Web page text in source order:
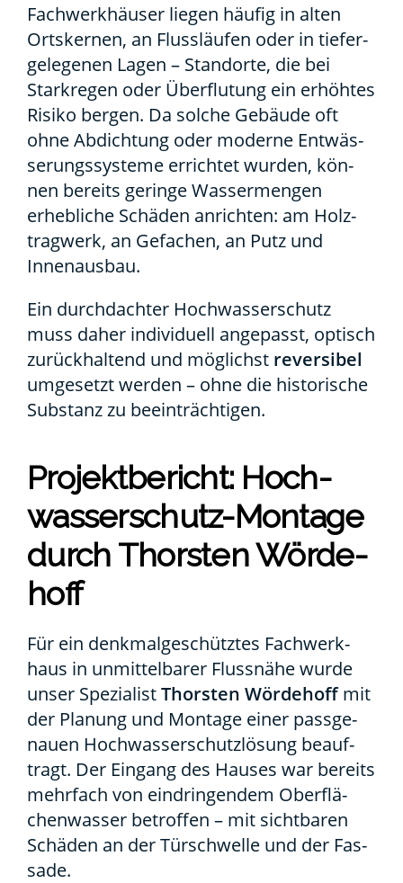
Fach­werk­häu­ser lie­gen häu­fig in alten
Orts­ker­nen, an Fluss­läu­fen oder in tie­fer­
ge­le­ge­nen Lagen – Stand­or­te, die bei
Stark­re­gen oder Über­flu­tung ein erhöh­tes
Risi­ko ber­gen. Da sol­che Gebäu­de oft
ohne Abdich­tung oder moder­ne Ent­wäs­
se­rungs­sys­te­me errich­tet wur­den, kön­
nen bereits gerin­ge Was­ser­men­gen
erheb­li­che Schä­den anrich­ten: am Holz­
trag­werk, an Gefa­chen, an Putz und
Innen­aus­bau.
Ein durch­dach­ter Hoch­was­ser­schutz
muss daher indi­vi­du­ell ange­passt, optisch
zurück­hal­tend und mög­lichst rever­si­bel
umge­setzt wer­den – ohne die his­to­ri­sche
Sub­stanz zu beein­träch­ti­gen.
Pro­jekt­be­richt: Hoch­
was­ser­schutz-Mon­ta­ge
durch Thors­ten Wör­de­
hoff
Für ein denk­mal­ge­schütz­tes Fach­werk­
haus in unmit­tel­ba­rer Fluss­nä­he wur­de
unser Spe­zia­listThors­ten Wör­de­hoffmit
der Pla­nung und Mon­ta­ge einer pass­ge­
nau­en Hoch­was­ser­schutz­lö­sung beauf­
tragt. Der Ein­gang des Hau­ses war bereits
mehr­fach von ein­drin­gen­dem Ober­flä­
chen­was­ser betrof­fen – mit sicht­ba­ren
Schä­den an der Tür­schwel­le und der Fas­
sa­de.